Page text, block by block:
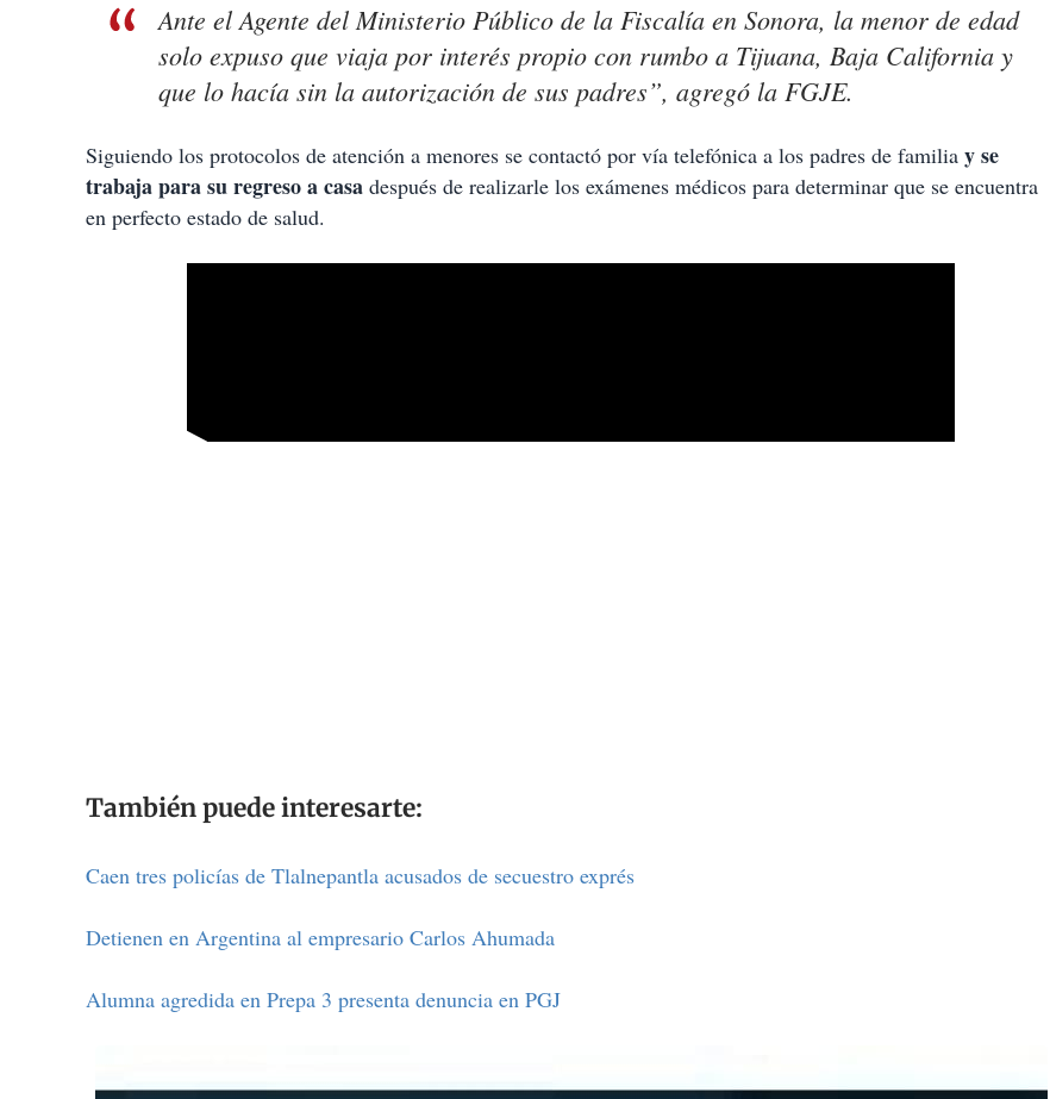
Ante el Agente del Ministerio Público de la Fiscalía en Sonora, la menor de edad
solo expuso que viaja por interés propio con rumbo a Tijuana, Baja California y
que lo hacía sin la autorización de sus padres”, agregó la FGJE.
Siguiendo los protocolos de atención a menores se contactó por vía telefónica a los padres de familia y se
trabaja para su regreso a casa después de realizarle los exámenes médicos para determinar que se encuentra
en perfecto estado de salud.
También puede interesarte:
Caen tres policías de Tlalnepantla acusados de secuestro exprés
Detienen en Argentina al empresario Carlos Ahumada
Alumna agredida en Prepa 3 presenta denuncia en PGJ